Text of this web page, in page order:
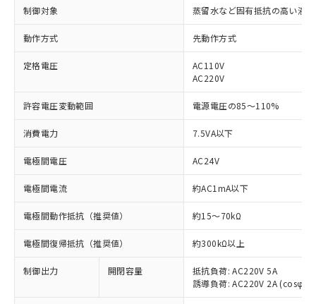
制御対象 蒸留水など固有抵抗の高い液体
動作方式 先動作方式
定格電圧
AC110V
AC220V
許容電圧変動範囲 電源電圧の85～110%
消費電力 7.5VA以下
電極間電圧 AC24V
電極間電流 約AC1mA以下
電極間動作抵抗（推奨値） 約15～70kΩ
電極間復帰抵抗（推奨値） 約300kΩ以上
制御出力 開閉容量
抵抗負荷: AC220V 5A
誘導負荷: AC220V 2A
ご利用条件
以下の条件をお読みいただき、同意のうえ
対応済み：EU RoHS指令（10物質）の
非含有に対応した製品が提供可能な商品で
対応予定：EU RoHS指令（10物質）の非含
有に対応した製品に切り替える予定のある
対応予定なし：EU RoHS指令（10物質）の
非含有に非対応の商品で、対応品を出す予